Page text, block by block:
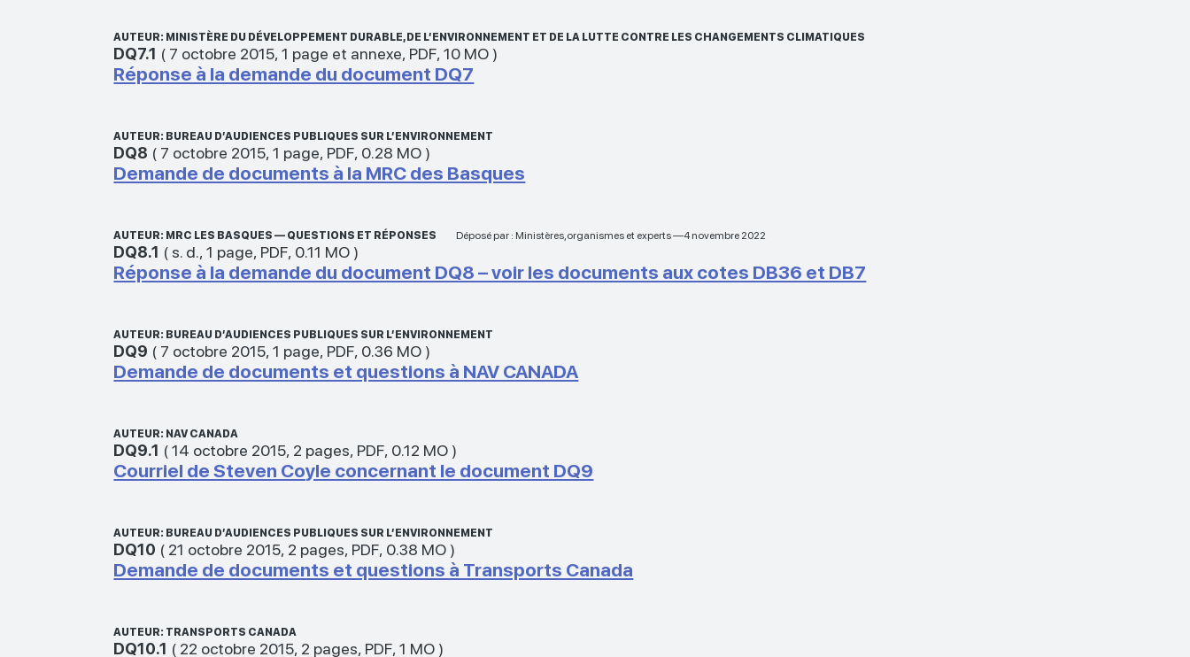
AUTEUR: MINISTÈRE DU DÉVELOPPEMENT DURABLE, DE L’ENVIRONNEMENT ET DE LA LUTTE CONTRE LES CHANGEMENTS CLIMATIQUES
DQ7.1 ( 7 octobre 2015,1 page et annexe, PDF,10 MO )
Réponse à la demande du document DQ7
AUTEUR: BUREAU D’AUDIENCES PUBLIQUES SUR L’ENVIRONNEMENT
DQ8 ( 7 octobre 2015,1 page, PDF, 0.28 MO )
Demande de documents à la MRC des Basques
AUTEUR: MRC LES BASQUES — QUESTIONS ET RÉPONSES Déposé par : Ministères,organismes et experts —4 novembre 2022
DQ8.1 ( s. d.,1 page, PDF, 0.11 MO )
Réponse à la demande du document DQ8 – voir les documents aux cotes DB36 et DB7
AUTEUR: BUREAU D’AUDIENCES PUBLIQUES SUR L’ENVIRONNEMENT
DQ9 ( 7 octobre 2015,1 page, PDF, 0.36 MO )
Demande de documents et questions à NAV CANADA
AUTEUR: NAV CANADA
DQ9.1 (14 octobre 2015, 2 pages, PDF, 0.12 MO )
Courriel de Steven Coyle concernant le document DQ9
AUTEUR: BUREAU D’AUDIENCES PUBLIQUES SUR L’ENVIRONNEMENT
DQ10 ( 21 octobre 2015, 2 pages, PDF, 0.38 MO )
Demande de documents et questions à Transports Canada
AUTEUR: TRANSPORTS CANADA
DQ10.1 ( 22 octobre 2015, 2 pages, PDF,1 MO )